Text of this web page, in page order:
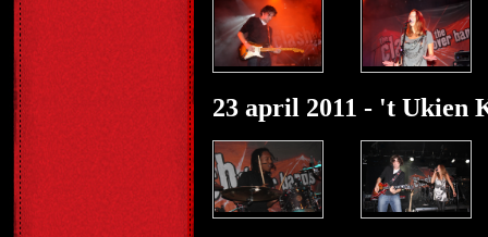
23 april 2011 - 't Ukien